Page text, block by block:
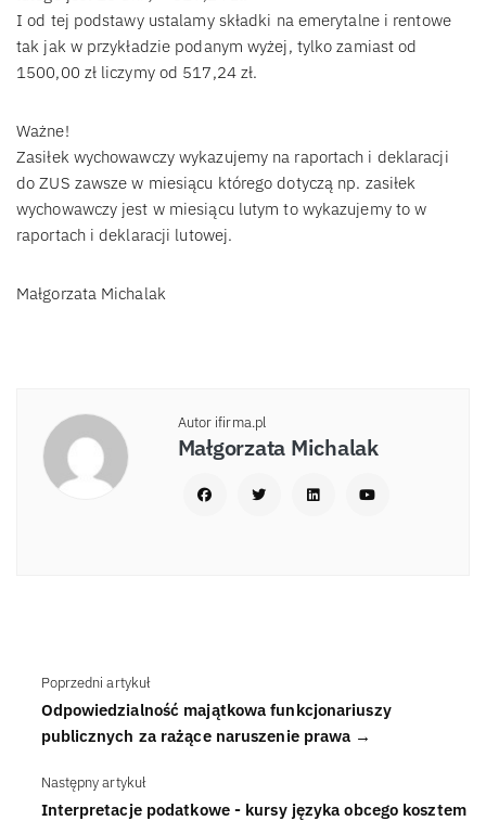
I od tej podstawy ustalamy składki na emerytalne i rentowe
tak jak w przykładzie podanym wyżej, tylko zamiast od
1500,00 zł liczymy od 517,24 zł.
Ważne!
Zasiłek wychowawczy wykazujemy na raportach i deklaracji
do ZUS zawsze w miesiącu którego dotyczą np. zasiłek
wychowawczy jest w miesiącu lutym to wykazujemy to w
raportach i deklaracji lutowej.
Małgorzata Michalak
Autor ifirma.pl
Małgorzata Michalak
Poprzedni artykuł
Odpowiedzialność majątkowa funkcjonariuszy
publicznych za rażące naruszenie prawa →
Następny artykuł
Interpretacje podatkowe - kursy języka obcego kosztem